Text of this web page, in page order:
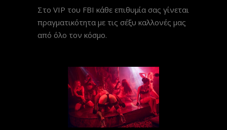
Στο VIP του FBI κάθε επιθυμία σας γίνεται
πραγματικότητα με τις σέξυ καλλονές μας
από όλο τον κόσμο.